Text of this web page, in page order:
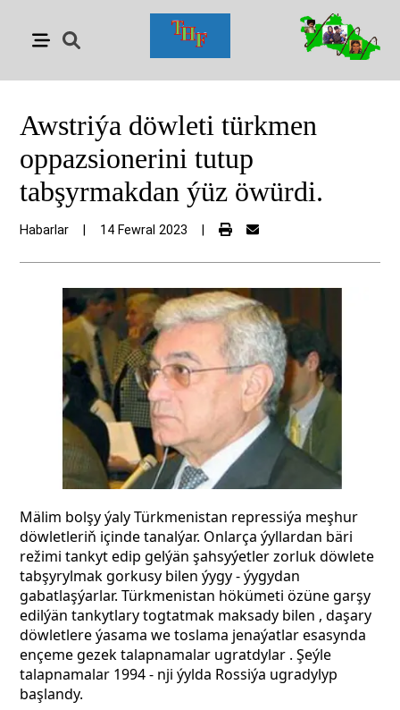
Awstriýa döwleti türkmen
oppazsionerini tutup
tabşyrmakdan ýüz öwürdi.
Habarlar 14 Fewral 2023
Mälim bolşy ýaly Türkmenistan repressiýa meşhur
döwletleriň içinde tanalýar. Onlarça ýyllardan bäri
režimi tankyt edip gelýän şahsyýetler zorluk döwlete
tabşyrylmak gorkusy bilen ýygy - ýygydan
gabatlaşýarlar. Türkmenistan hökümeti özüne garşy
edilýän tankytlary togtatmak maksady bilen , daşary
döwletlere ýasama we toslama jenaýatlar esasynda
ençeme gezek talapnamalar ugratdylar . Şeýle
talapnamalar 1994 - nji ýylda Rossiýa ugradylyp
başlandy.